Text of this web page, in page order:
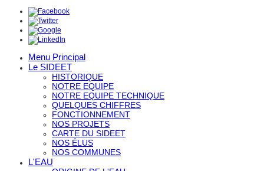
Menu Principal
Le SIDEET
HISTORIQUE
NOTRE EQUIPE
NOTRE EQUIPE TECHNIQUE
QUELQUES CHIFFRES
FONCTIONNEMENT
NOS PROJETS
CARTE DU SIDEET
NOS ÉLUS
NOS COMMUNES
L'EAU